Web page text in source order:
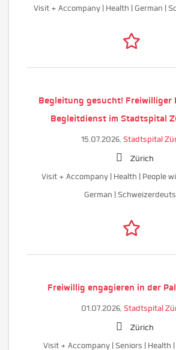
Visit + Accompany | Health | German |
Begleitung gesucht! Freiwilliger
Begleitdienst im Stadtspital
15.07.2026, Stadtspital
Zürich
Visit + Accompany | Health | People
German |
Freiwillig engagieren in der
01.07.2026, Stadtspital
Zürich
Visit + Accompany | Seniors | Health